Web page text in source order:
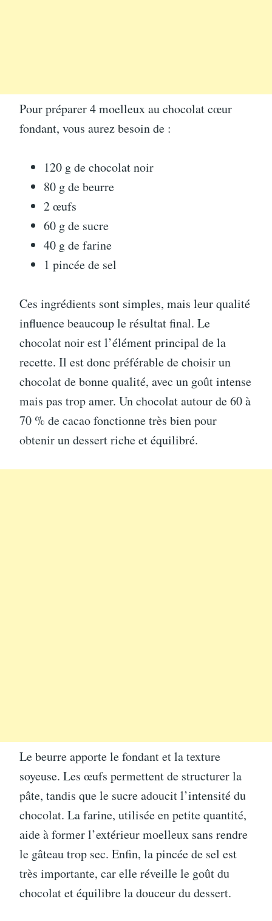
Pour préparer 4 moelleux au chocolat cœur
fondant, vous aurez besoin de :
120 g de chocolat noir
80 g de beurre
2 œufs
60 g de sucre
40 g de farine
1 pincée de sel
Ces ingrédients sont simples, mais leur qualité
influence beaucoup le résultat final. Le
chocolat noir est l’élément principal de la
recette. Il est donc préférable de choisir un
chocolat de bonne qualité, avec un goût intense
mais pas trop amer. Un chocolat autour de 60 à
70 % de cacao fonctionne très bien pour
obtenir un dessert riche et équilibré.
Le beurre apporte le fondant et la texture
soyeuse. Les œufs permettent de structurer la
pâte, tandis que le sucre adoucit l’intensité du
chocolat. La farine, utilisée en petite quantité,
aide à former l’extérieur moelleux sans rendre
le gâteau trop sec. Enfin, la pincée de sel est
très importante, car elle réveille le goût du
chocolat et équilibre la douceur du dessert.